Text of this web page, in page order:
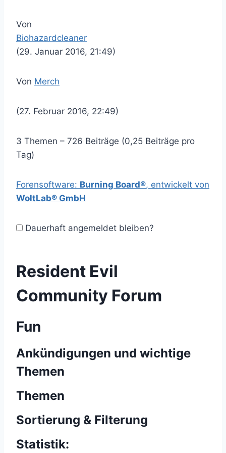
Von
Biohazardcleaner
(29. Januar 2016, 21:49)
Von Merch
(27. Februar 2016, 22:49)
3 Themen – 726 Beiträge (0,25 Beiträge pro
Tag)
Forensoftware: Burning Board®, entwickelt von
WoltLab® GmbH
Dauerhaft angemeldet bleiben?
Resident Evil
Community Forum
Fun
Ankündigungen und wichtige
Themen
Themen
Sortierung & Filterung
Statistik: